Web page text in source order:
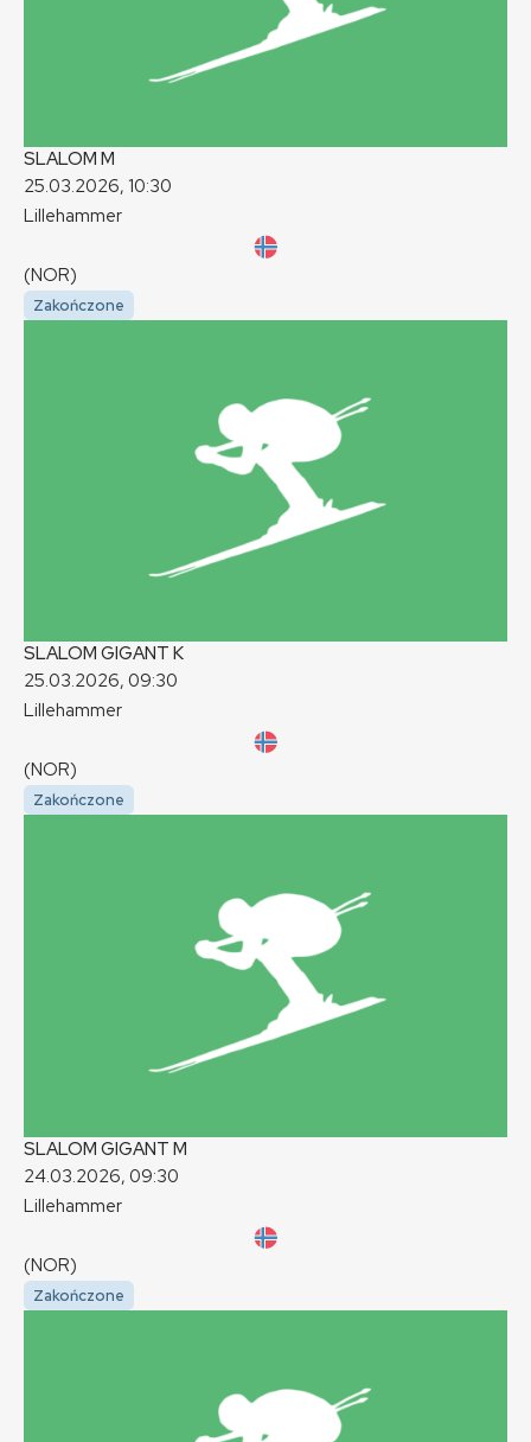
SLALOM M
25.03.2026, 10:30
Lillehammer
(NOR)
Zakończone
SLALOM GIGANT K
25.03.2026, 09:30
Lillehammer
(NOR)
Zakończone
SLALOM GIGANT M
24.03.2026, 09:30
Lillehammer
(NOR)
Zakończone